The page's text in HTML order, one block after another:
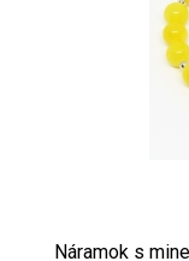
Náramok s